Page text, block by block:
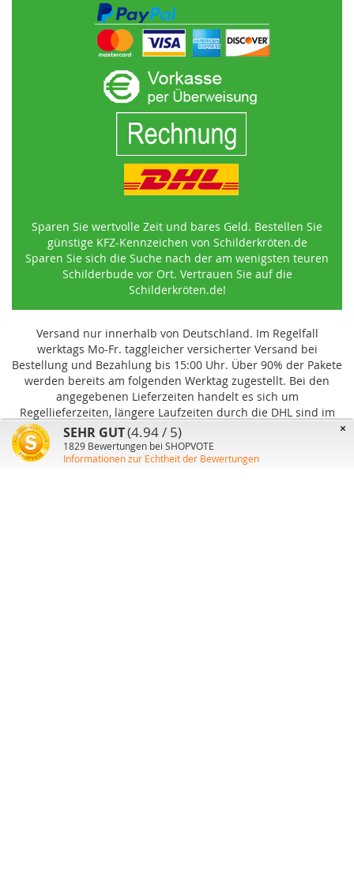
Sparen Sie wertvolle Zeit und bares Geld. Bestellen Sie
günstige KFZ-Kennzeichen von Schilderkröten.de
Sparen Sie sich die Suche nach der am wenigsten teuren
Schilderbude vor Ort. Vertrauen Sie auf die
Schilderkröten.de!
Versand nur innerhalb von Deutschland. Im Regelfall
werktags Mo-Fr. taggleicher versicherter Versand bei
Bestellung und Bezahlung bis 15:00 Uhr. Über 90% der Pakete
werden bereits am folgenden Werktag zugestellt. Bei den
angegebenen Lieferzeiten handelt es sich um
Regellieferzeiten, längere Laufzeiten durch die DHL sind im
Einzelfall möglich und können von uns nicht beeinflusst
werden.
×
SEHR GUT(4.94 / 5)
1829 Bewertungen bei SHOPVOTE
Informationen zur Echtheit der Bewertungen